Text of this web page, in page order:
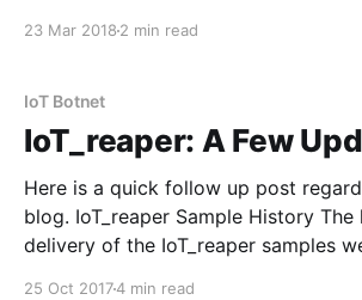
荷的80%左右，是我们看到的攻击的主要部分
间：2018-04-14 03:33:06~ 2018
hxxp://cdn.namunil.com/bsh.php
hxxp://cdn.namunil.com/ins.php hxxp:
23 Mar 2018 2 min read
IoT Botnet
IoT_reaper: A Few
Here is a quick follow up post
blog. IoT_reaper Sample History The historical
delivery of the IoT_reaper samples
25 Oct 20174 min read